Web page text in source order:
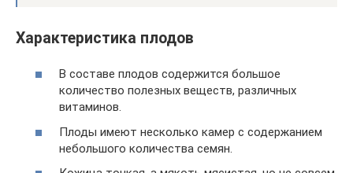
Характеристика плодов
В составе плодов содержится большое
количество полезных веществ, различных
витаминов.
Плоды имеют несколько камер с содержанием
небольшого количества семян.